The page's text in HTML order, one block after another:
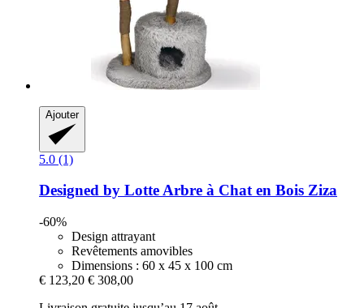
Ajouter
5.0 (1)
Designed by LotteArbre à Chat en Bois Ziza
-60%
Design attrayant
Revêtements amovibles
Dimensions : 60 x 45 x 100 cm
€ 123,20 € 308,00